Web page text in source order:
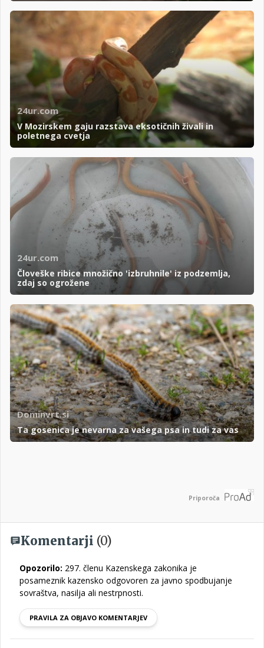
24ur.com
V Mozirskem gaju razstava eksotičnih živali in
poletnega cvetja
24ur.com
Človeške ribice množično 'izbruhnile' iz podzemlja,
zdaj so ogrožene
Dominvrt.si
Ta gosenica je nevarna za vašega psa in tudi za vas
Priporoča
Komentarji (0)
Opozorilo: 297. členu Kazenskega zakonika je
posameznik kazensko odgovoren za javno spodbujanje
sovraštva, nasilja ali nestrpnosti.
PRAVILA ZA OBJAVO KOMENTARJEV